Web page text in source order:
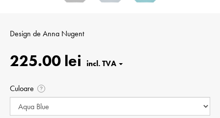
Design de Anna Nugent
225.00 lei
Culoare ?